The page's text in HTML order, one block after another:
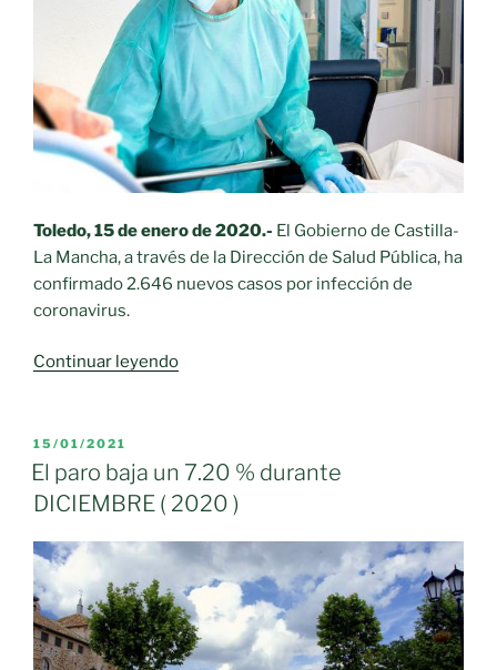
Toledo, 15 de enero de 2020.- El Gobierno de Castilla-
La Mancha, a través de la Dirección de Salud Pública, ha
confirmado 2.646 nuevos casos por infección de
coronavirus.
Continuar leyendo«Castilla-
2.646
nuevos
por
infección
de
coronavirus»
PUBLICADO
EL
15/01/2021
El paro baja un 7.20 % durante
DICIEMBRE ( 2020 )